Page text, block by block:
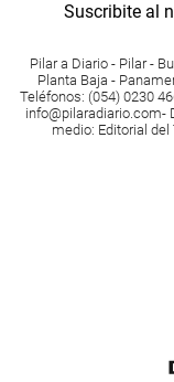
Suscribite al
Pilar a Diario - Pilar -
Planta Baja -
Teléfonos: (054) 0230
info@pilaradiario.com-
medio: Editorial del